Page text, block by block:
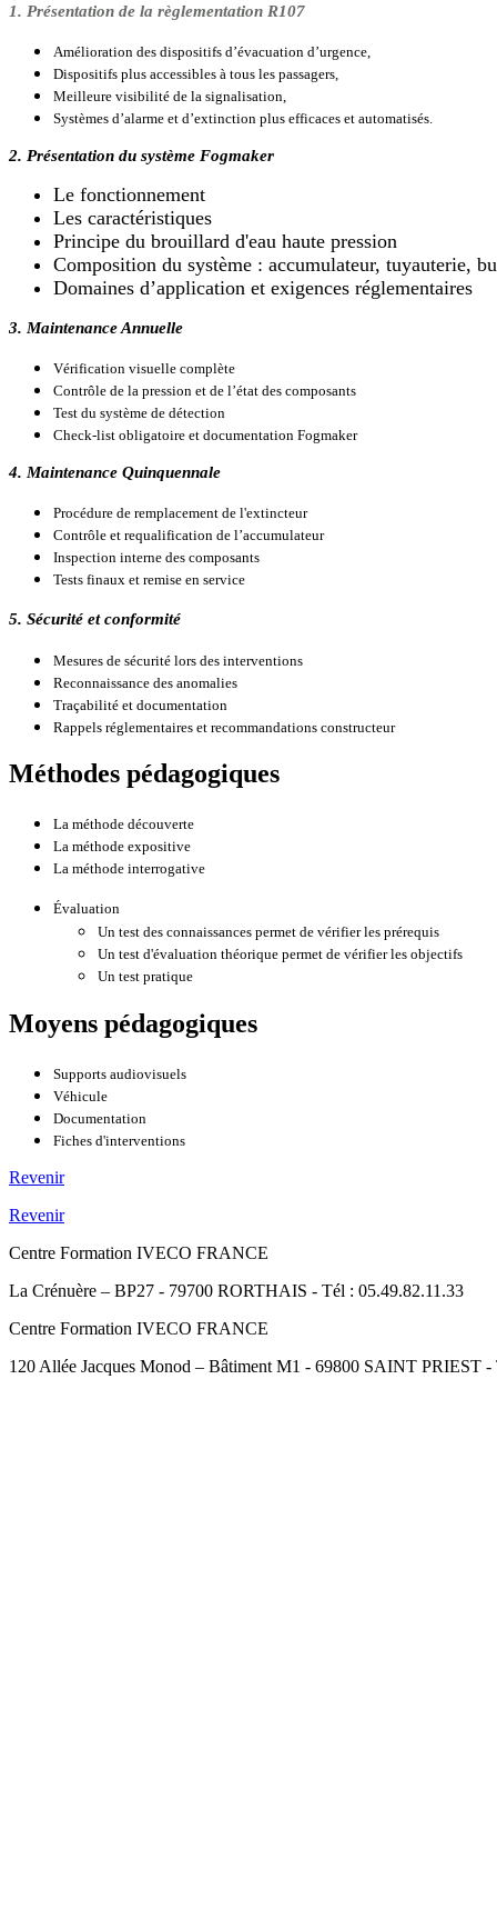
1. Présentation de la règlementation R107
Amélioration des dispositifs d’évacuation d’urgence,
Dispositifs plus accessibles à tous les passagers,
Meilleure visibilité de la signalisation,
Systèmes d’alarme et d’extinction plus efficaces et automatisés.
2. Présentation du système Fogmaker
Le fonctionnement
Les caractéristiques
Principe du brouillard d'eau haute pression
Composition du système : accumulateur, tuyauterie,
Domaines d’application et exigences réglementaires
3. Maintenance Annuelle
Vérification visuelle complète
Contrôle de la pression et de l’état des composants
Test du système de détection
Check-list obligatoire et documentation Fogmaker
4. Maintenance Quinquennale
Procédure de remplacement de l'extincteur
Contrôle et requalification de l’accumulateur
Inspection interne des composants
Tests finaux et remise en service
5. Sécurité et conformité
Mesures de sécurité lors des interventions
Reconnaissance des anomalies
Traçabilité et documentation
Rappels réglementaires et recommandations constructeur
Méthodes pédagogiques
La méthode découverte
La méthode expositive
La méthode interrogative
Évaluation
Un test des connaissances permet de vérifier les prérequis
Un test d'évaluation théorique permet de vérifier les objectifs
Un test pratique
Moyens pédagogiques
Supports audiovisuels
Véhicule
Documentation
Fiches d'interventions
Revenir
Revenir
Centre Formation IVECO FRANCE
La Crénuère – BP27 - 79700 RORTHAIS - Tél : 05.49.82.11.33
Centre Formation IVECO FRANCE
120 Allée Jacques Monod – Bâtiment M1 - 69800 SAINT PRIEST